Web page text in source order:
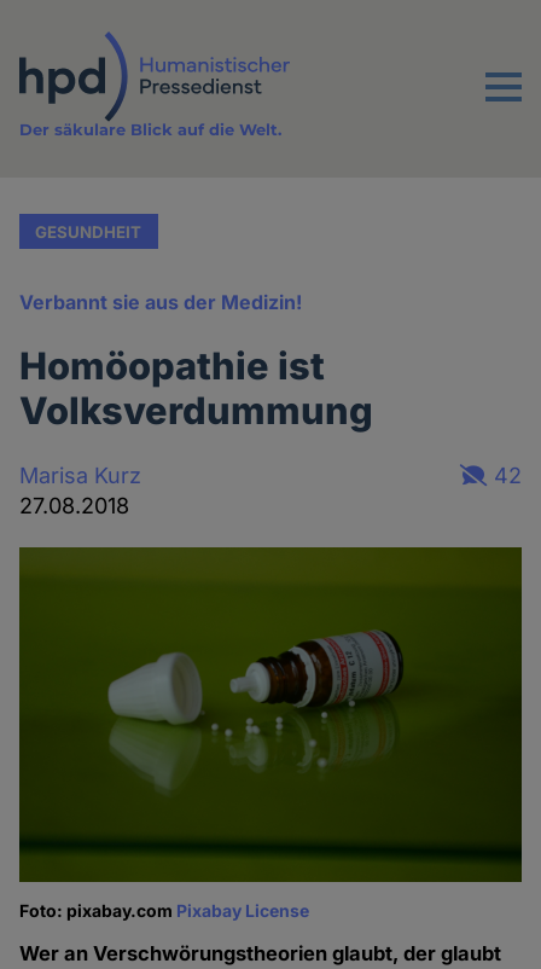
Inhalt
Menu
Der säkulare Blick auf die Welt.
GESUNDHEIT
Verbannt sie aus der Medizin!
Homöopathie ist
Volksverdummung
Marisa Kurz
27.08.2018
42
Foto: pixabay.com Pixabay License
Wer an Verschwörungstheorien glaubt, der glaubt